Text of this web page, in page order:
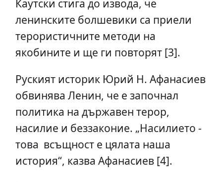
Каутски стига до извода, че
ленинските болшевики са приели
терористичните методи на
якобините и ще ги повторят [3].
Руският историк Юрий Н. Афанасиев
обвинява Ленин, че е започнал
политика на държавен терор,
насилие и беззаконие. „Насилието -
това всъщност е цялата наша
история“, казва Афанасиев [4].